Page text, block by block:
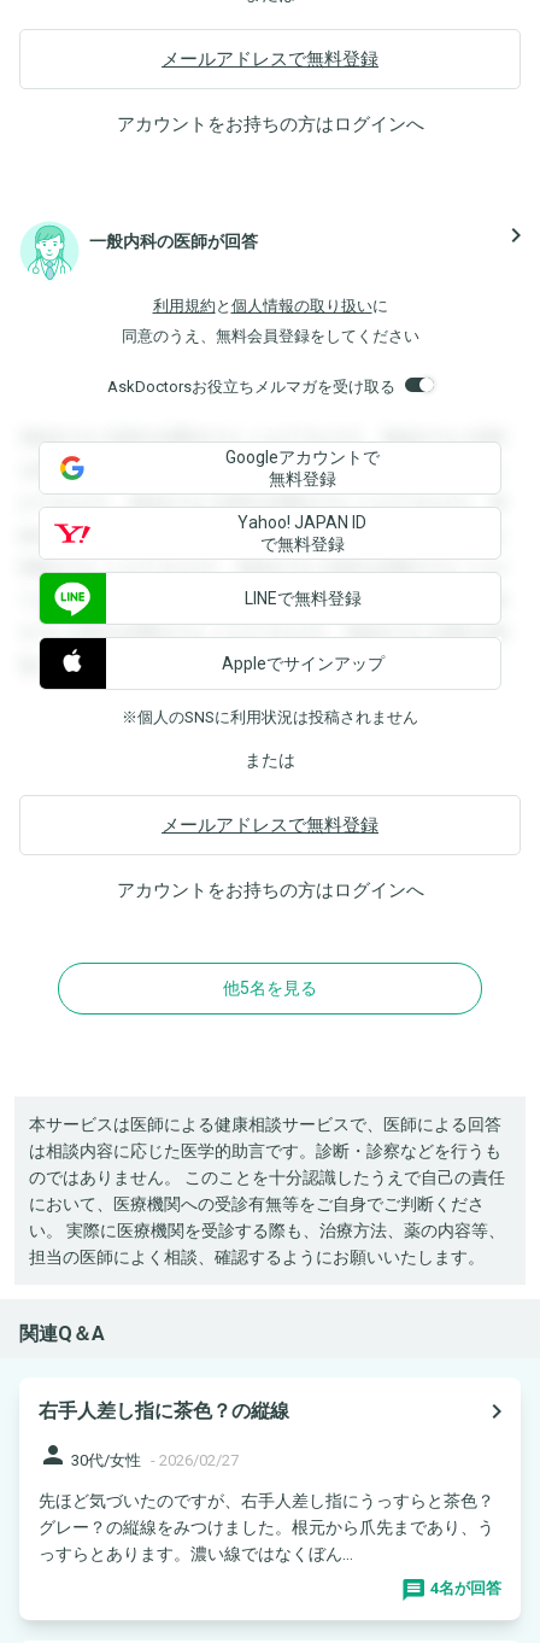
メールアドレスで無料登録
アカウントをお持ちの方はログインへ
一般内科の医師が回答 navigate_next
利用規約 と 個人情報の取り扱いに
同意のうえ、無料会員登録をしてください
AskDoctorsお役立ちメルマガを受け取る
登録すると回答を閲覧することができます。登録すると回答
を閲覧することができます。登録すると回答を閲覧すること
ができます。登録すると回答を閲覧することができます。登
録すると回答を閲覧することができます。登録すると回答を
閲覧することができます。登録すると回答を閲覧することが
できます。登録すると回答を閲覧することができます。登録
すると回答を閲覧することができます。登録すると回答を閲
覧することができます。
Googleアカウントで
無料登録
Yahoo! JAPAN ID
で無料登録
LINEで無料登録
Appleでサインアップ
※個人のSNSに利用状況は投稿されません
または
メールアドレスで無料登録
アカウントをお持ちの方はログインへ
他5名を見る
本サービスは医師による健康相談サービスで、医師による回答
は相談内容に応じた医学的助言です。診断・診察などを行うも
のではありません。 このことを十分認識したうえで自己の責任
において、医療機関への受診有無等をご自身でご判断くださ
い。 実際に医療機関を受診する際も、治療方法、薬の内容等、
担当の医師によく相談、確認するようにお願いいたします。
関連Q＆A
右手人差し指に茶色？の縦線
navigate_next
person 30代/女性 - 2026/02/27
先ほど気づいたのですが、右手人差し指にうっすらと茶色？
グレー？の縦線をみつけました。根元から爪先まであり、う
っすらとあります。濃い線ではなくぼん...
4名が回答